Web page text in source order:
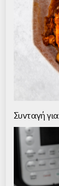
Συνταγή